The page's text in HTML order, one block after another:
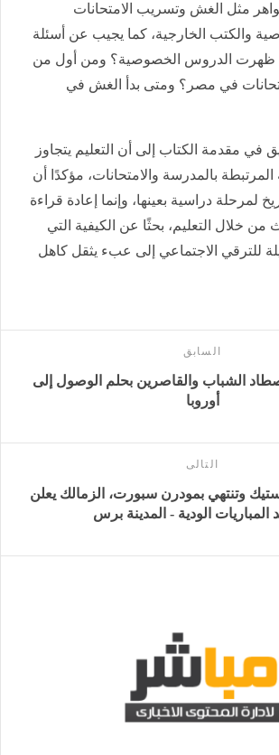
مثل الغش وتسريب الامتحانات
والكتب الخارجية، كما يجيب عن أسئلة
ظهرت الدروس الخصوصية؟ ومن أول من
في مصر؟ ومتى بدأ الغش في
في مقدمة الكتاب إلى أن التعليم يتجاوز
المرتبطة بالمدرسة والامتحانات، مؤكدًا أن
لمرحلة دراسية بعينها، وإنما إعادة قراءة
من خلال التعليم، بحثًا عن الكيفية التي
للترقي الاجتماعي إلى عبء يثقل كاهل
السابق
الشباب والقاصرين بحلم الوصول إلى
أوروبا
التالى
وتنتهي بمودرن سبورت، الزمالك يعلن
المباريات الودية - المدينة برس